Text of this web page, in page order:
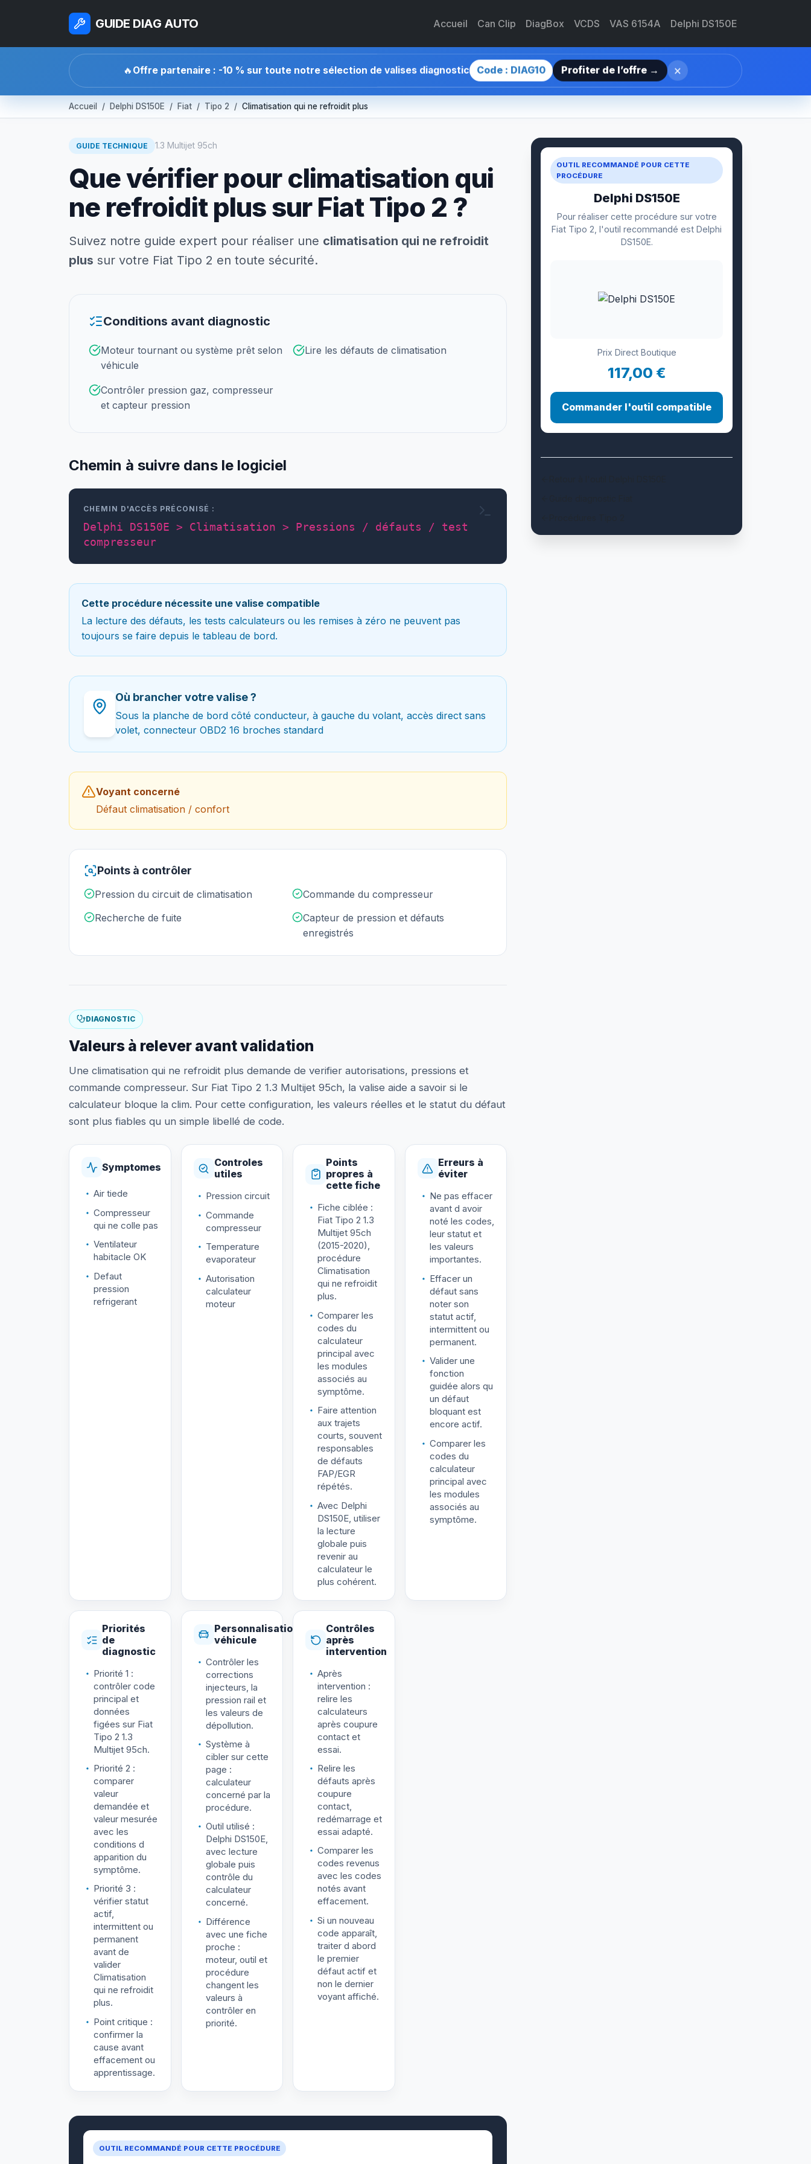
GUIDE DIAG AUTO Accueil Can Clip DiagBox VCDS VAS 6154A Delphi DS150E
🔥 Offre partenaire : -10 % sur toute notre sélection de valises diagnostic Code : DIAG10 Profiter de l’offre → ×
Accueil Delphi DS150E Fiat Tipo 2 Climatisation qui ne refroidit plus
GUIDE TECHNIQUE 1.3 Multijet 95ch
Que vérifier pour climatisation qui
ne refroidit plus sur Fiat Tipo 2 ?
Suivez notre guide expert pour réaliser une climatisation qui ne refroidit
plus sur votre Fiat Tipo 2 en toute sécurité.
Conditions avant diagnostic
Moteur tournant ou système prêt selon
véhicule
Lire les défauts de climatisation
Contrôler pression gaz, compresseur
et capteur pression
Chemin à suivre dans le logiciel
CHEMIN D'ACCÈS PRÉCONISÉ :
Delphi DS150E > Climatisation > Pressions / défauts / test
compresseur
Cette procédure nécessite une valise compatible
La lecture des défauts, les tests calculateurs ou les remises à zéro ne peuvent pas
toujours se faire depuis le tableau de bord.
Où brancher votre valise ?
Sous la planche de bord côté conducteur, à gauche du volant, accès direct sans
volet, connecteur OBD2 16 broches standard
Voyant concerné
Défaut climatisation / confort
Points à contrôler
Pression du circuit de climatisation
Commande du compresseur
Recherche de fuite
Capteur de pression et défauts
enregistrés
DIAGNOSTIC
Valeurs à relever avant validation
Une climatisation qui ne refroidit plus demande de verifier autorisations, pressions et
commande compresseur. Sur Fiat Tipo 2 1.3 Multijet 95ch, la valise aide a savoir si le
calculateur bloque la clim. Pour cette configuration, les valeurs réelles et le statut du défaut
sont plus fiables qu un simple libellé de code.
Symptomes
Air tiede
Compresseur
qui ne colle pas
Ventilateur
habitacle OK
Defaut
pression
refrigerant
Controles
utiles
Pression circuit
Commande
compresseur
Temperature
evaporateur
Autorisation
calculateur
moteur
Points
propres à
cette fiche
Fiche ciblée :
Fiat Tipo 2 1.3
Multijet 95ch
(2015-2020),
procédure
Climatisation
qui ne refroidit
plus.
Comparer les
codes du
calculateur
principal avec
les modules
associés au
symptôme.
Faire attention
aux trajets
courts, souvent
responsables
de défauts
FAP/EGR
répétés.
Avec Delphi
DS150E, utiliser
la lecture
globale puis
revenir au
calculateur le
plus cohérent.
Erreurs à
éviter
Ne pas effacer
avant d avoir
noté les codes,
leur statut et
les valeurs
importantes.
Effacer un
défaut sans
noter son
statut actif,
intermittent ou
permanent.
Valider une
fonction
guidée alors qu
un défaut
bloquant est
encore actif.
Comparer les
codes du
calculateur
principal avec
les modules
associés au
symptôme.
Priorités
de
diagnostic
Priorité 1 :
contrôler code
principal et
données
figées sur Fiat
Tipo 2 1.3
Multijet 95ch.
Priorité 2 :
comparer
valeur
demandée et
valeur mesurée
avec les
conditions d
apparition du
symptôme.
Priorité 3 :
vérifier statut
actif,
intermittent ou
permanent
avant de
valider
Climatisation
qui ne refroidit
plus.
Point critique :
confirmer la
cause avant
effacement ou
apprentissage.
Personnalisation
véhicule
Contrôler les
corrections
injecteurs, la
pression rail et
les valeurs de
dépollution.
Système à
cibler sur cette
page :
calculateur
concerné par la
procédure.
Outil utilisé :
Delphi DS150E,
avec lecture
globale puis
contrôle du
calculateur
concerné.
Différence
avec une fiche
proche :
moteur, outil et
procédure
changent les
valeurs à
contrôler en
priorité.
Contrôles
après
intervention
Après
intervention :
relire les
calculateurs
après coupure
contact et
essai.
Relire les
défauts après
coupure
contact,
redémarrage et
essai adapté.
Comparer les
codes revenus
avec les codes
notés avant
effacement.
Si un nouveau
code apparaît,
traiter d abord
le premier
défaut actif et
non le dernier
voyant affiché.
OUTIL RECOMMANDÉ POUR CETTE PROCÉDURE
OUTIL RECOMMANDÉ POUR CETTE
PROCÉDURE
Delphi DS150E
Pour réaliser cette procédure sur votre
Fiat Tipo 2, l'outil recommandé est Delphi
DS150E.
Prix Direct Boutique
117,00 €
Commander l'outil compatible